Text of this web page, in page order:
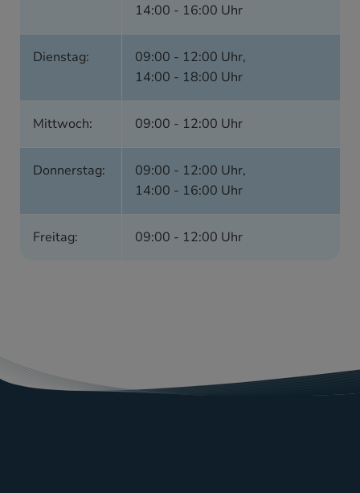
14:00 - 16:00 Uhr
Dienstag: 09:00 - 12:00 Uhr,
14:00 - 18:00 Uhr
Mittwoch: 09:00 - 12:00 Uhr
Donnerstag: 09:00 - 12:00 Uhr,
14:00 - 16:00 Uhr
Freitag: 09:00 - 12:00 Uhr